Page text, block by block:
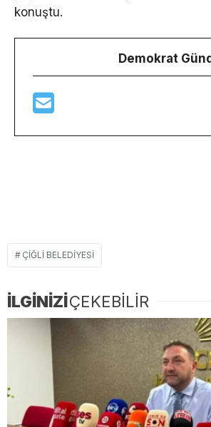
konuştu.
Demokrat
ÇIĞLI BELEDIYESI
İLGİNİZİÇEKEBİLİR